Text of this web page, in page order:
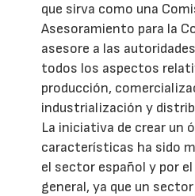
que sirva como una
Asesoramiento para la
asesore a las
todos los aspectos
producción,
industrialización y
La iniciativa de crear un
características ha sido
el sector español y por
general, ya que un